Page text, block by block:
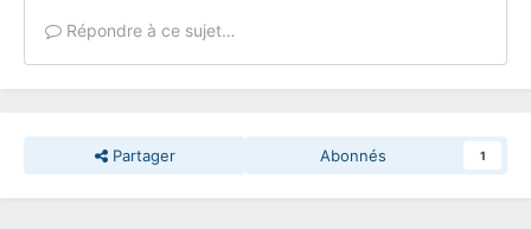
Répondre à ce sujet…
Partager Abonnés 1